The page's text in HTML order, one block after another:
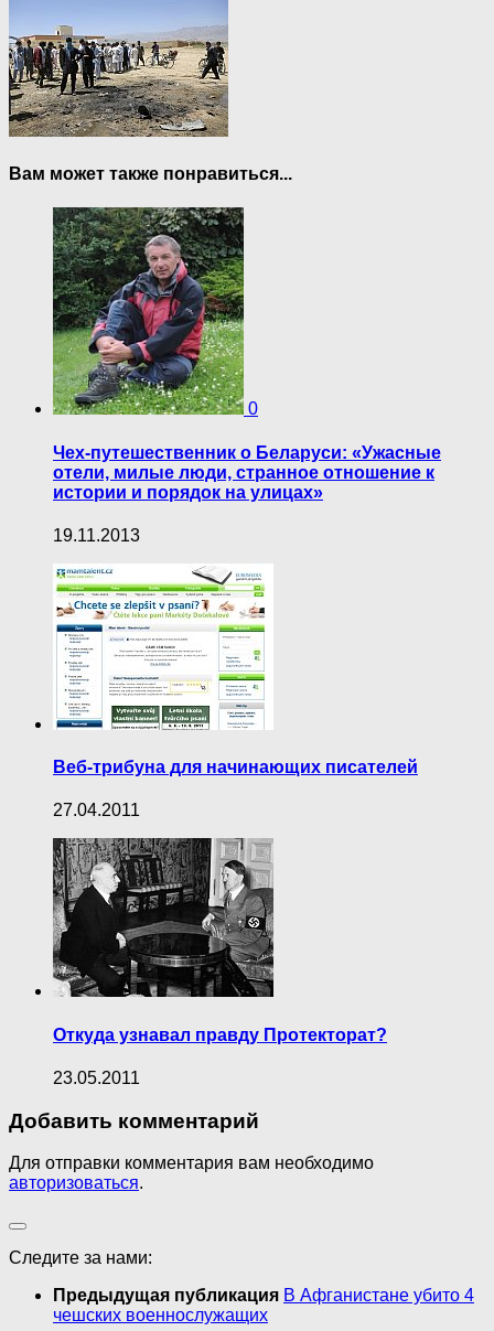
Вам может также понравиться...
0
Чех-путешественник о Беларуси: «Ужасные
отели, милые люди, странное отношение к
истории и порядок на улицах»
19.11.2013
Веб-трибуна для начинающих писателей
27.04.2011
Откуда узнавал правду Протекторат?
23.05.2011
Добавить комментарий
Для отправки комментария вам необходимо
авторизоваться.
Следите за нами:
Предыдущая публикация В Афганистане убито 4
чешских военнослужащих